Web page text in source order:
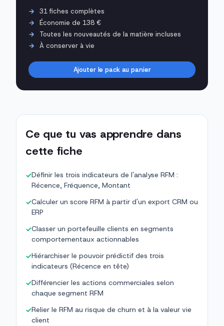
31 fiches complètes
Économie de 138 €
Toutes les nouveautés de la matière incluses
À conserver à vie
Ajouter le pack au panier
Ce que tu vas apprendre dans
cette fiche
✓Définir les trois indicateurs de l'analyse RFM :
Récence, Fréquence, Montant
✓Calculer un score RFM à partir d'un export CRM ou
ERP
✓Classer un portefeuille clients en segments
comportementaux actionnables
✓Hiérarchiser le pouvoir prédictif des trois
indicateurs (Récence en tête)
✓Différencier les actions commerciales selon
chaque segment RFM
✓Relier le RFM au risque de churn et à la valeur vie
client